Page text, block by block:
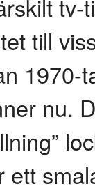
till
1970-
nu.
ett